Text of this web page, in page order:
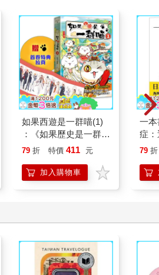
如果西遊是一群喵(1)
：《如果歷史是一群
喵》作者最新力作，附
79 折 特價 411 元
加入購物車
一
症
開
的
79 折